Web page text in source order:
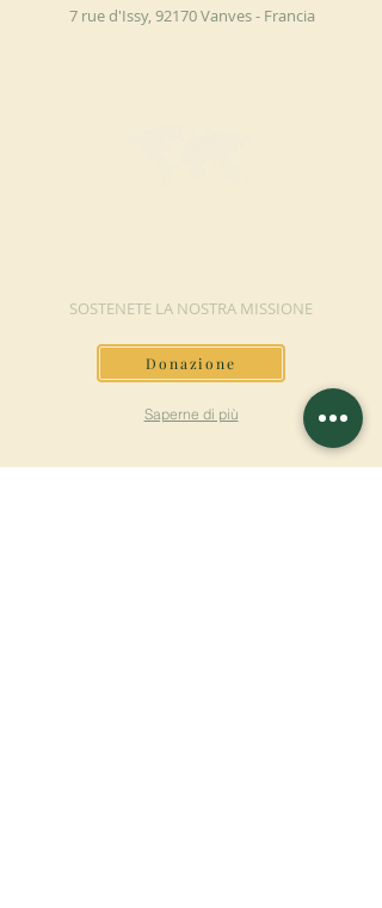
7 rue d'Issy, 92170 Vanves - Francia
SOSTENETE LA NOSTRA MISSIONE
Donazione
Saperne di più